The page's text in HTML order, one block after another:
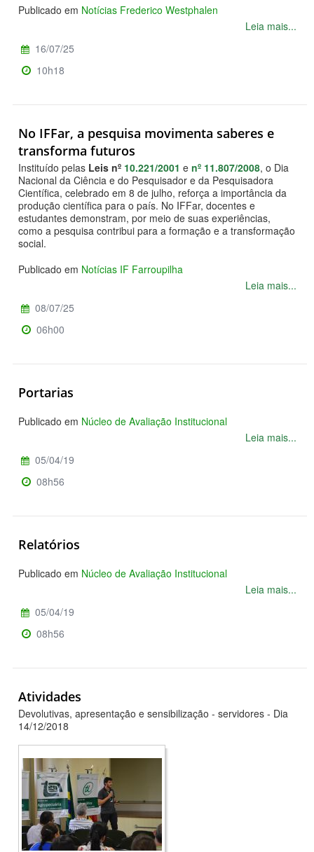
Publicado em Notícias Frederico Westphalen
Leia mais...
16/07/25
10h18
No IFFar, a pesquisa movimenta saberes e
transforma futuros
Instituído pelas Leis nº 10.221/2001 e nº 11.807/2008, o Dia
Nacional da Ciência e do Pesquisador e da Pesquisadora
Científica, celebrado em 8 de julho, reforça a importância da
produção científica para o país. No IFFar, docentes e
estudantes demonstram, por meio de suas experiências,
como a pesquisa contribui para a formação e a transformação
social.
Publicado em Notícias IF Farroupilha
Leia mais...
08/07/25
06h00
Portarias
Publicado em Núcleo de Avaliação Institucional
Leia mais...
05/04/19
08h56
Relatórios
Publicado em Núcleo de Avaliação Institucional
Leia mais...
05/04/19
08h56
Atividades
Devolutivas, apresentação e sensibilização - servidores - Dia
14/12/2018